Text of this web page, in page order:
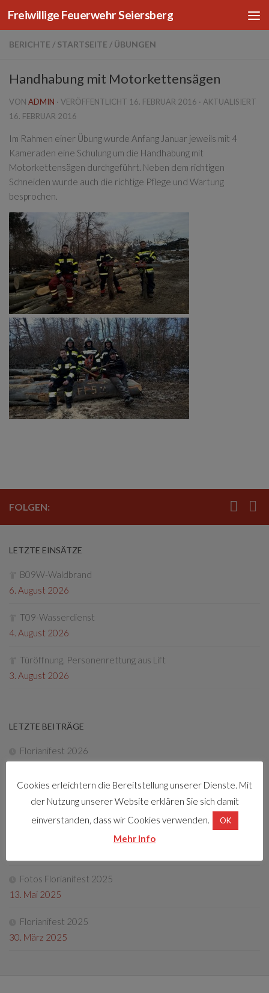
Zum Inhalt springen
Freiwillige Feuerwehr Seiersberg
BERICHTE / STARTSEITE / ÜBUNGEN
Handhabung mit Motorkettensägen
VON ADMIN · VERÖFFENTLICHT 16. FEBRUAR 2016 · AKTUALISIERT
16. FEBRUAR 2016
Im Rahmen einer Übung wurde Anfang Januar jeweils mit 4
Kameraden eine Schulung um die Handhabung mit
Motorkettensägen durchgeführt. Neben dem richtigen
Schneiden wurde auch die richtige Pflege und Wartung
besprochen.
FOLGEN:
LETZTE EINSÄTZE
B09W-Waldbrand
6. August 2026
T09-Wasserdienst
4. August 2026
Türöffnung, Personenrettung aus Lift
3. August 2026
LETZTE BEITRÄGE
Florianifest 2026
22. Dezember 2025
Tag der offenen Tür 2025
Fotos Florianifest 2025
13. Mai 2025
Florianifest 2025
30. März 2025
Cookies erleichtern die Bereitstellung unserer Dienste. Mit
der Nutzung unserer Website erklären Sie sich damit
einverstanden, dass wir Cookies verwenden.
OK
Mehr Info